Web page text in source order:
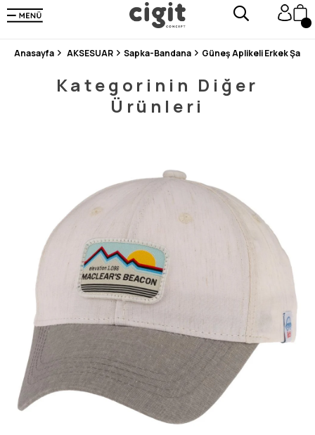
250.000'DEN FAZLA DEĞERLENDİRMEDE 5 ÜZERİNDEN 4.8 PUAN ALDI ⭐⭐⭐⭐⭐
3 MİLYONDAN FAZLA MUTLU MÜŞTERİ ❤️ 10 MİLYON ÜRÜN
Anasayfa AKSESUAR Sapka-Bandana Güneş Aplikeli Erkek
Kategorinin Diğer
Ürünleri